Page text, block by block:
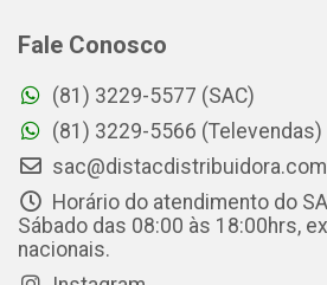
Fale Conosco
(81) 3229-5577 (SAC)
(81) 3229-5566 (Televendas)
Horário do atendimento do
Sábado das 08:00 às 18:00hrs,
nacionais.